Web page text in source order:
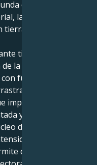
de ti está
la acción práctica
firme tan
tira y afloja. Tu
la fiesta, crear
fuerza audaz.
por un
implica logros
y la búsqueda
de cualquier cosa.
de la
que tu energía